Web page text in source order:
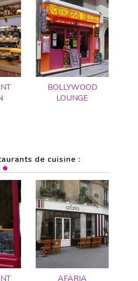
BOLLYWOOD
LOUNGE
de cuisine :
AFARIA